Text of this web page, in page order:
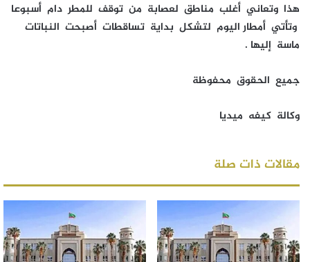
هذا وتعاني أغلب مناطق لعصابة من توقف للمطر دام أسبوعا
وتأتي أمطار اليوم لتشكل بداية تساقطات أصبحت النباتات
ماسة إليها .
جميع الحقوق محفوظة
وكالة كيفه ميديا
مقالات ذات صلة